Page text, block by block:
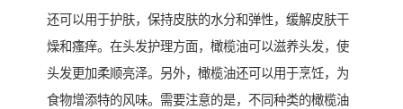
还可以用于护肤，保持皮肤的水分和弹性，缓解皮肤干
燥和瘙痒。在头发护理方面，橄榄油可以滋养头发，使
头发更加柔顺亮泽。另外，橄榄油还可以用于烹饪，为
食物增添特的风味。需要注意的是，不同种类的橄榄油